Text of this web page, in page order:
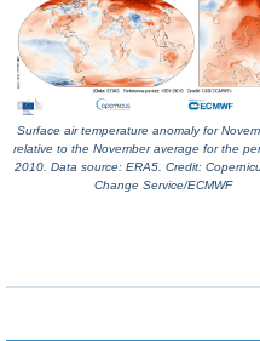
Surface air temperature anomaly for
relative to the November average for the
2010. Data source: ERA5. Credit:
Change Service/ECMWF